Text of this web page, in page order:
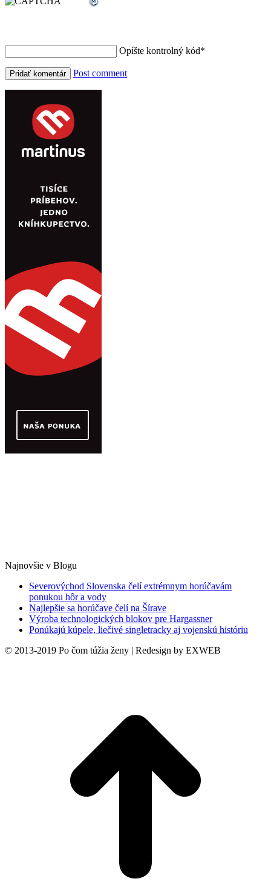
Opíšte kontrolný kód*
Post comment
Najnovšie v Blogu
Severovýchod Slovenska čelí extrémnym horúčavám
ponukou hôr a vody
Najlepšie sa horúčave čelí na Šírave
Výroba technologických blokov pre Hargassner
Ponúkajú kúpele, liečivé singletracky aj vojenskú históriu
© 2013-2019 Po čom túžia ženy | Redesign by EXWEB